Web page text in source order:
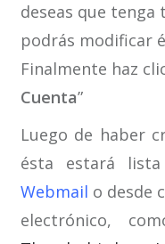
deseas que tenga
podrás modificar
Finalmente haz
Cuenta”
Luego de haber
ésta estará
Webmail o desde
electrónico,